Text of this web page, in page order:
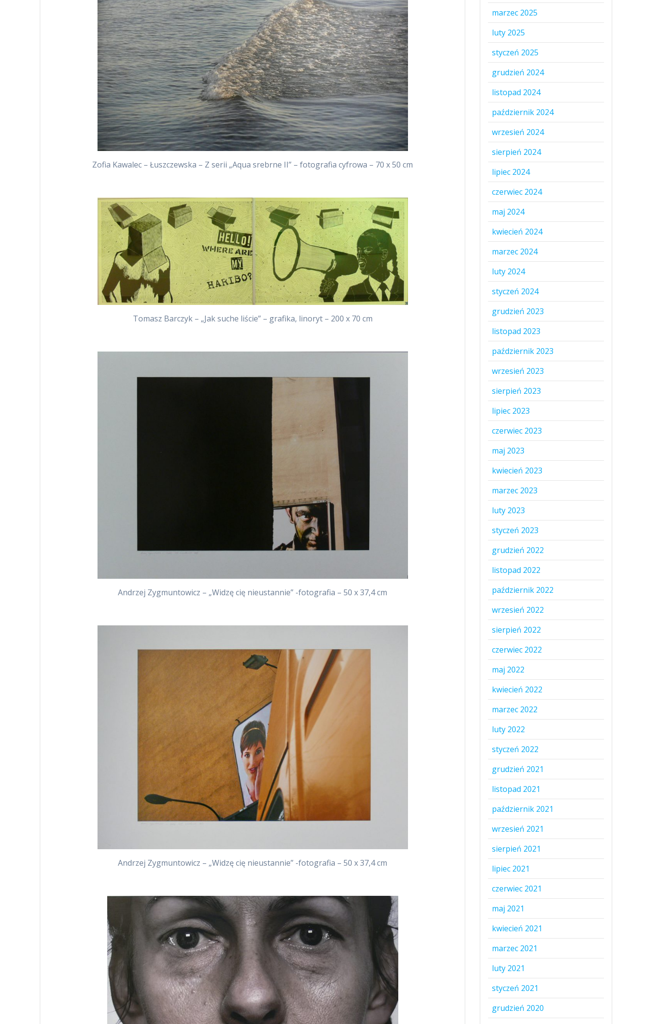
Zofia Kawalec – Łuszczewska – Z serii „Aqua srebrne II” – fotografia cyfrowa – 70 x 50 cm
Tomasz Barczyk – „Jak suche liście” – grafika, linoryt – 200 x 70 cm
Andrzej Zygmuntowicz – „Widzę cię nieustannie” -fotografia – 50 x 37,4 cm
Andrzej Zygmuntowicz – „Widzę cię nieustannie” -fotografia – 50 x 37,4 cm
marzec 2025
luty 2025
styczeń 2025
grudzień 2024
listopad 2024
październik 2024
wrzesień 2024
sierpień 2024
lipiec 2024
czerwiec 2024
maj 2024
kwiecień 2024
marzec 2024
luty 2024
styczeń 2024
grudzień 2023
listopad 2023
październik 2023
wrzesień 2023
sierpień 2023
lipiec 2023
czerwiec 2023
maj 2023
kwiecień 2023
marzec 2023
luty 2023
styczeń 2023
grudzień 2022
listopad 2022
październik 2022
wrzesień 2022
sierpień 2022
czerwiec 2022
maj 2022
kwiecień 2022
marzec 2022
luty 2022
styczeń 2022
grudzień 2021
listopad 2021
październik 2021
wrzesień 2021
sierpień 2021
lipiec 2021
czerwiec 2021
maj 2021
kwiecień 2021
marzec 2021
luty 2021
styczeń 2021
grudzień 2020